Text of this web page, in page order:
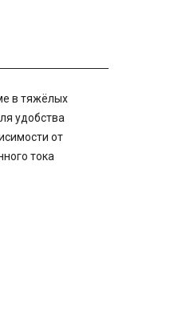
в тяжёлых
удобства
от
тока